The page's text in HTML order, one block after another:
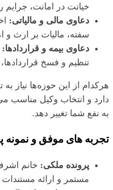
خیانت در امانت، جرایم
دعاوی مالی و مالیاتی:
سفته، مالیات بر ارث و
دعاوی بیمه و قراردادها:
تنظیم و فسخ
هرکدام از این حوزه‌ها نیاز
دارد و انتخاب وکیل مناسب
به نفع شما تغییر دهد.
تجربه‌ های موفق و نمونه
پرونده ملکی: خانم
مستمر و ارائه